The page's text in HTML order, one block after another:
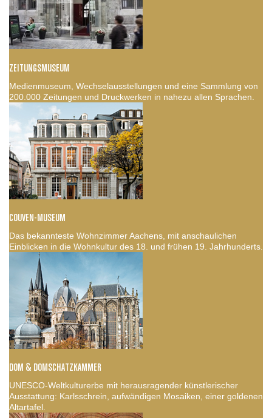
ZEITUNGSMUSEUM
Medienmuseum, Wechselausstellungen und eine Sammlung von
200.000 Zeitungen und Druckwerken in nahezu allen Sprachen.
COUVEN-MUSEUM
Das bekannteste Wohnzimmer Aachens, mit anschaulichen
Einblicken in die Wohnkultur des 18. und frühen 19. Jahrhunderts.
DOM & DOMSCHATZKAMMER
UNESCO-Weltkulturerbe mit herausragender künstlerischer
Ausstattung: Karlsschrein, aufwändigen Mosaiken, einer goldenen
Altartafel.